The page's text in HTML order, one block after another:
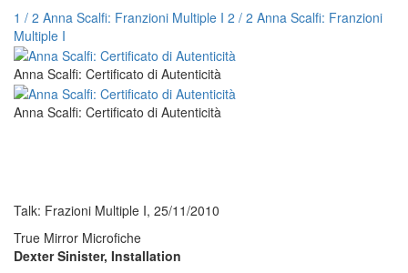
1 / 2 Anna Scalfi: Franzioni Multiple I 2 / 2 Anna Scalfi: Franzioni
Multiple I
Anna Scalfi: Certificato di Autenticità
Anna Scalfi: Certificato di Autenticità
Talk: Frazioni Multiple I, 25/11/2010
True Mirror Microfiche
Dexter Sinister, Installation